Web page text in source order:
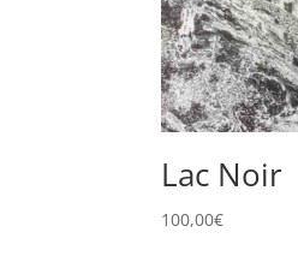
Lac Noir
100,00€